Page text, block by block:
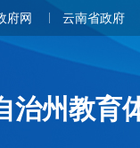
府网 云南省政府
治州教育